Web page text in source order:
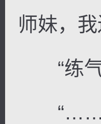
师妹，
“练气